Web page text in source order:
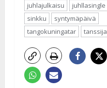
juhlajulkaisu
juhllasingle
sinkku
syntymäpäivä
tangokuningatar
tanssija